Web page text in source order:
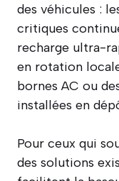
des véhicules :
critiques
recharge ultra-
en rotation
bornes AC ou
installées en
Pour ceux qui
des solutions